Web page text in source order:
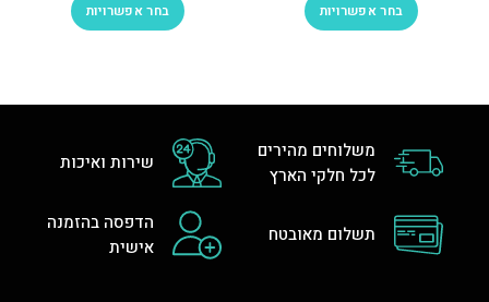
בחר אפשרויות בחר אפשרויות
משלוחים מהירים
לכל חלקי הארץ
שירות ואיכות
תשלום מאובטח
הדפסה בהזמנה
אישית